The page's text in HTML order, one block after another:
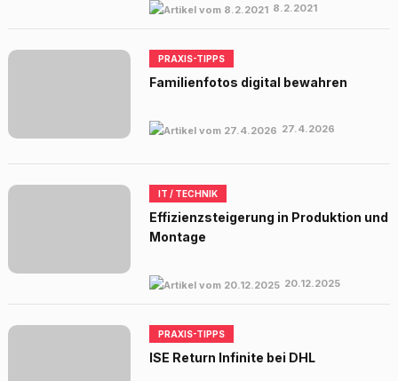
8.2.2021
PRAXIS-TIPPS
Familienfotos digital bewahren
27.4.2026
IT / TECHNIK
Effizienzsteigerung in Produktion und
Montage
20.12.2025
PRAXIS-TIPPS
ISE Return Infinite bei DHL